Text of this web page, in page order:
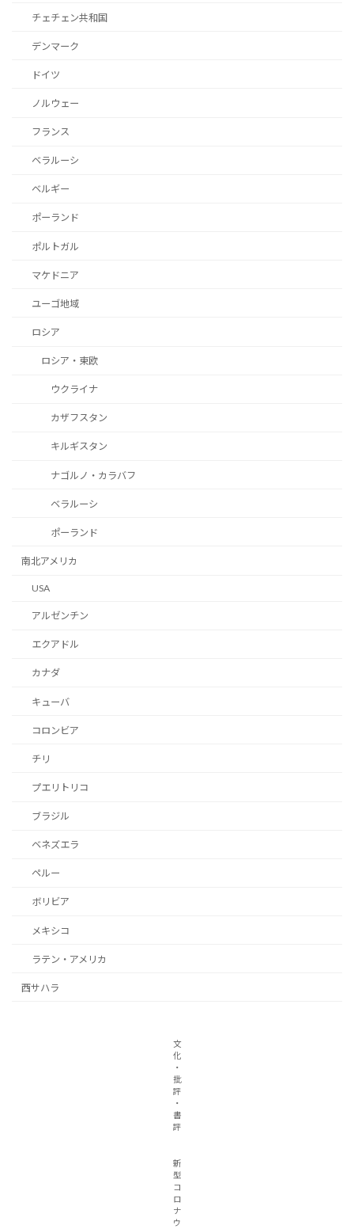
チェチェン共和国
デンマーク
ドイツ
ノルウェー
フランス
ベラルーシ
ベルギー
ポーランド
ポルトガル
マケドニア
ユーゴ地域
ロシア
ロシア・東欧
ウクライナ
カザフスタン
キルギスタン
ナゴルノ・カラバフ
ベラルーシ
ポーランド
南北アメリカ
USA
アルゼンチン
エクアドル
カナダ
キューバ
コロンビア
チリ
プエリトリコ
ブラジル
ベネズエラ
ペルー
ボリビア
メキシコ
ラテン・アメリカ
西サハラ
文
化
・
批
評
・
書
評
新
型
コ
ロ
ナ
ウ